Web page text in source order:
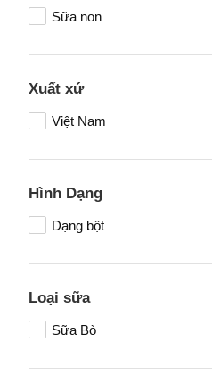
Sữa non
Xuất xứ
Việt Nam
Hình Dạng
Dạng bột
Loại sữa
Sữa Bò